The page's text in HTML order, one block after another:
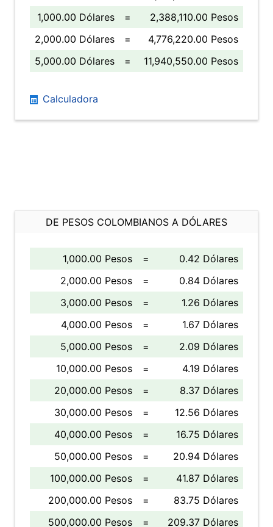
1,000.00 Dólares
=
2,388,110.00 Pesos
2,000.00 Dólares
=
4,776,220.00 Pesos
5,000.00 Dólares
= 11,940,550.00 Pesos
Calculadora
DE PESOS COLOMBIANOS A DÓLARES
1,000.00 Pesos =
0.42 Dólares
2,000.00 Pesos
=
0.84 Dólares
3,000.00 Pesos
=
1.26 Dólares
4,000.00 Pesos
=
1.67 Dólares
5,000.00 Pesos
=
2.09 Dólares
10,000.00 Pesos
=
4.19 Dólares
20,000.00 Pesos
=
8.37 Dólares
30,000.00 Pesos
=
12.56 Dólares
40,000.00 Pesos
=
16.75 Dólares
50,000.00 Pesos
=
20.94 Dólares
100,000.00 Pesos
=
41.87 Dólares
200,000.00 Pesos
=
83.75 Dólares
500,000.00 Pesos
= 209.37 Dólares